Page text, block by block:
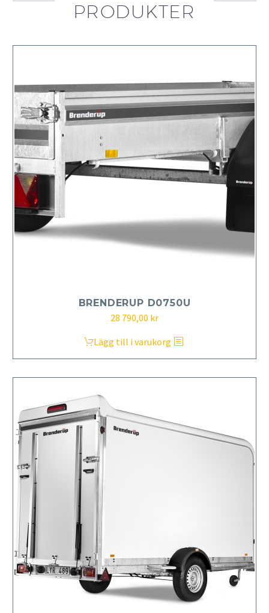
PRODUKTER
BRENDERUP D0750U
28 790,00 kr
Lägg till i varukorg